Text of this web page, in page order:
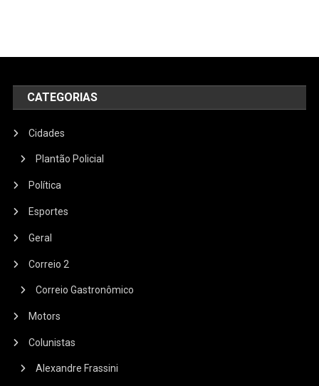
CATEGORIAS
Cidades
Plantão Policial
Política
Esportes
Geral
Correio 2
Correio Gastronômico
Motors
Colunistas
Alexandre Frassini